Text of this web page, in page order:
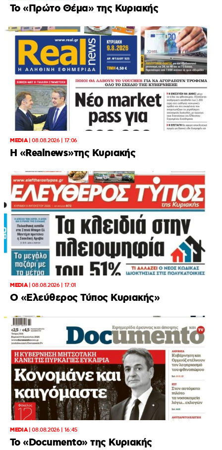
Το «Πρώτο Θέμα» της Κυριακής
MEDIA|08.08.2026 | 17:06
Η «Realnews»της Κυριακής
MEDIA|08.08.2026 | 17:01
Ο «Eλεύθερος Τύπος Κυριακής»
MEDIA|08.08.2026 | 16:45
Το «Documento» της Κυριακής